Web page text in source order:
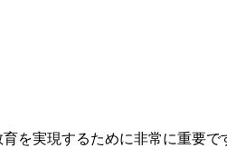
を実現するために非常に重要